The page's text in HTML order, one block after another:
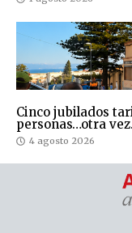
Cinco jubilados
personas…otra vez.
4 agosto 2026